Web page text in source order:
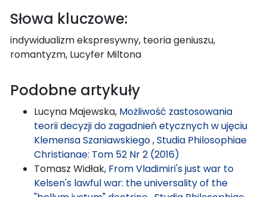
Słowa kluczowe:
indywidualizm ekspresywny, teoria geniuszu,
romantyzm, Lucyfer Miltona
Podobne artykuły
Lucyna Majewska, Możliwość zastosowania
teorii decyzji do zagadnień etycznych w ujęciu
Klemensa Szaniawskiego,Studia Philosophiae
Christianae: Tom 52 Nr 2 (2016)
Tomasz Widłak, From Vladimiri's just war to
Kelsen's lawful war: the universality of the